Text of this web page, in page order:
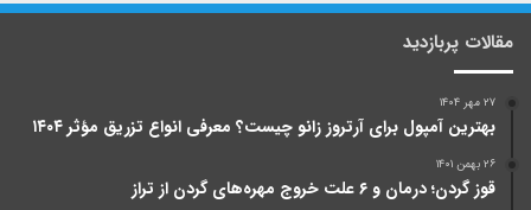
مقالات پربازدید
۲۷ مهر ۱۴۰۴
بهترین آمپول برای آرتروز زانو چیست؟ معرفی انواع تزریق مؤثر ۱۴۰۴
۲۶ بهمن ۱۴۰۱
قوز گردن؛ درمان و ۶ علت خروج مهره‌های گردن از تراز